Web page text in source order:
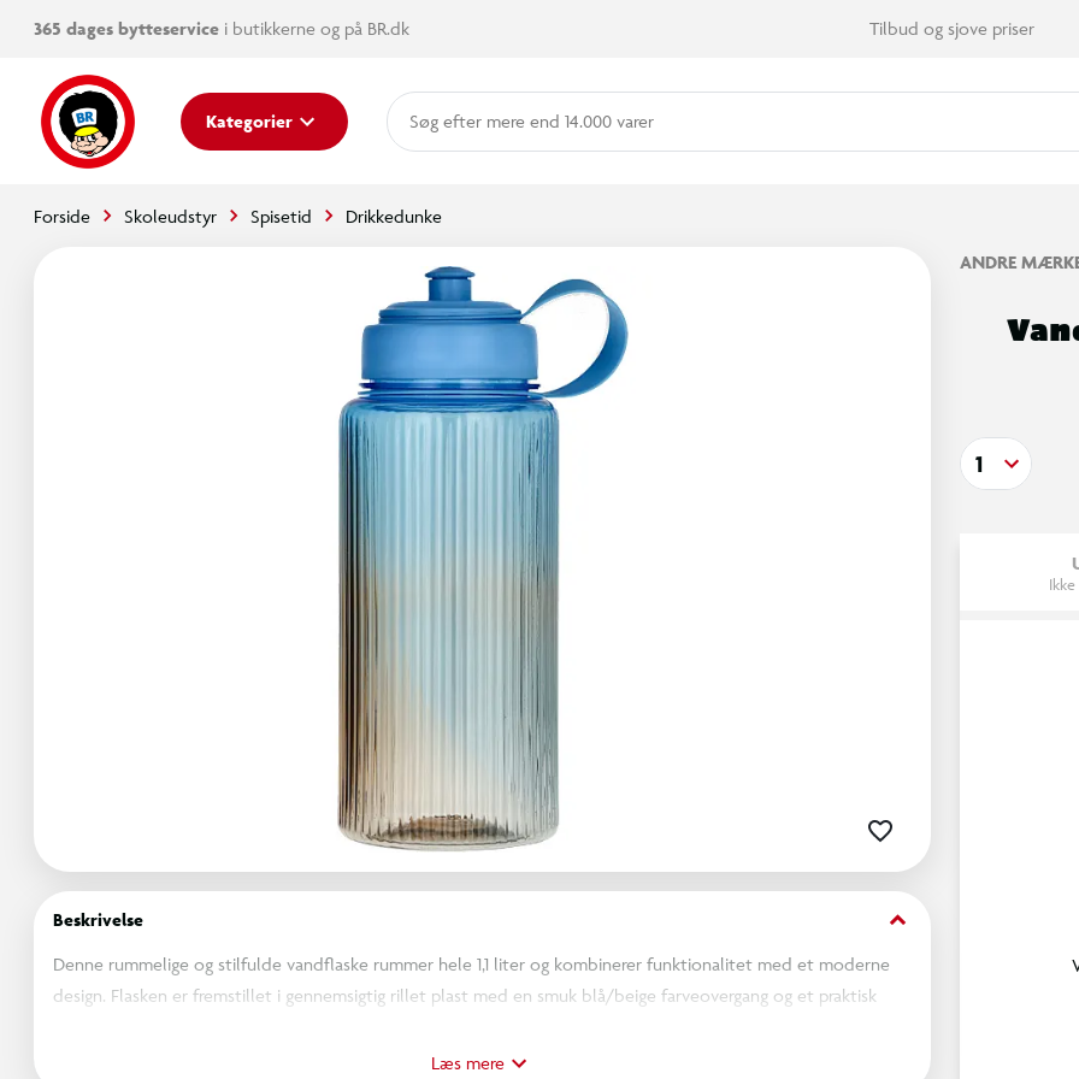
365 dages bytteservice i butikkerne og på BR.dk Tilbud og sjove priser
Kategorier mere end 14.000 varer
Forside Skoleudstyr Spisetid Drikkedunke
Beskrivelse keyboard_arrow_down
Denne rummelige og stilfulde vandflaske rummer hele 1,1 liter og kombinerer funktionalitet med et moderne
design. Flasken er fremstillet i gennemsigtig rillet plast med en smuk blå/beige farveovergang og et praktisk
Læs mere
ANDRE
1